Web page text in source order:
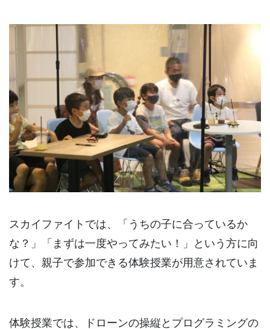
スカイファイトでは、「うちの子に合っているか
な？」「まずは一度やってみたい！」という方に向
けて、親子で参加できる体験授業が用意されていま
す。
体験授業では、ドローンの操縦とプログラミングの